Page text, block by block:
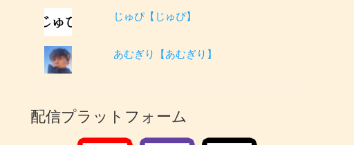
じゅぴ【じゅぴ】
あむぎり【あむぎり】
配信プラットフォーム